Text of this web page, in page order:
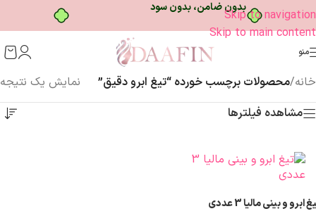
بدون ضامن، بدون سودSkip to navigation
Skip to main content
منو
خانه/محصولات برچسب خورده “تیغ ابرو دقیق”
نمایش یک نتیجه
مشاهده فیلترها
ابرو و بینی مالیا 3 عددی